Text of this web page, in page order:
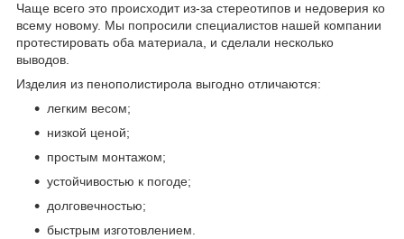
Чаще всего это происходит из-за стереотипов и недоверия ко
всему новому. Мы попросили специалистов нашей компании
протестировать оба материала, и сделали несколько
выводов.
Изделия из пенополистирола выгодно отличаются:
легким весом;
низкой ценой;
простым монтажом;
устойчивостью к погоде;
долговечностью;
быстрым изготовлением.